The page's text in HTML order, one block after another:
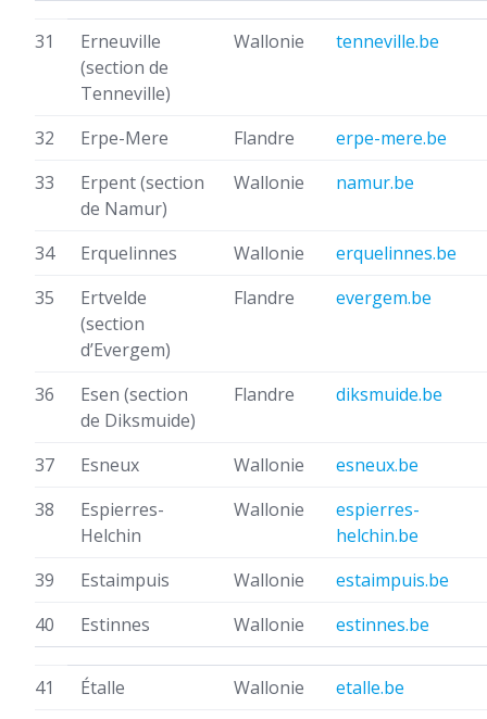
31
Erneuville
(section de
Tenneville)
Wallonie tenneville.be
32 Erpe-Mere Flandre
erpe-mere.be
33
Erpent(section
de Namur)
Wallonie namur.be
34 Erquelinnes Wallonie
erquelinnes.be
35
Ertvelde
(section
d’Evergem)
Flandre evergem.be
36 Esen (section
de Diksmuide)
Flandre diksmuide.be
37 Esneux Wallonie
esneux.be
38
Espierres-
Helchin
Wallonie
espierres-
helchin.be
39
Estaimpuis Wallonie
estaimpuis.be
40
Estinnes Wallonie estinnes.be
41 Étalle Wallonie
etalle.be